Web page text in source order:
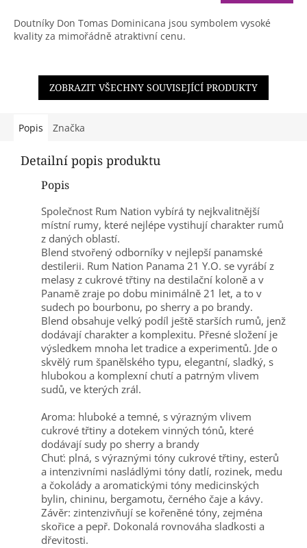
Doutníky Don Tomas Dominicana jsou symbolem vysoké
kvality za mimořádně atraktivní cenu.
ZOBRAZIT VŠECHNY SOUVISEJÍCÍ PRODUKTY
Popis Značka
Detailní popis produktu
Popis
Společnost Rum Nation vybírá ty nejkvalitnější
místní rumy, které nejlépe vystihují charakter rumů
z daných oblastí.
Blend stvořený odborníky v nejlepší panamské
destilerii. Rum Nation Panama 21 Y.O. se vyrábí z
melasy z cukrové třtiny na destilační koloně a v
Panamě zraje po dobu minimálně 21 let, a to v
sudech po bourbonu, po sherry a po brandy.
Blend obsahuje velký podíl ještě starších rumů, jenž
dodávají charakter a komplexitu. Přesné složení je
výsledkem mnoha let tradice a experimentů. Jde o
skvělý rum španělského typu, elegantní, sladký, s
hlubokou a komplexní chutí a patrným vlivem
sudů, ve kterých zrál.
Aroma: hluboké a temné, s výrazným vlivem
cukrové třtiny a dotekem vinných tónů, které
dodávají sudy po sherry a brandy
Chuť: plná, s výraznými tóny cukrové třtiny, esterů
a intenzivními nasládlými tóny datlí, rozinek, medu
a čokolády a aromatickými tóny medicinských
bylin, chininu, bergamotu, černého čaje a kávy.
Závěr: zintenzivňují se kořeněné tóny, zejména
skořice a pepř. Dokonalá rovnováha sladkosti a
dřevitosti.